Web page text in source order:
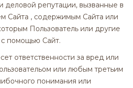
деловой репутации, вызванные в
Сайта , содержимым Сайта или
Пользователь или другие
помощью Сайт.
ответственности за вред или
или любым третьим
понимания или